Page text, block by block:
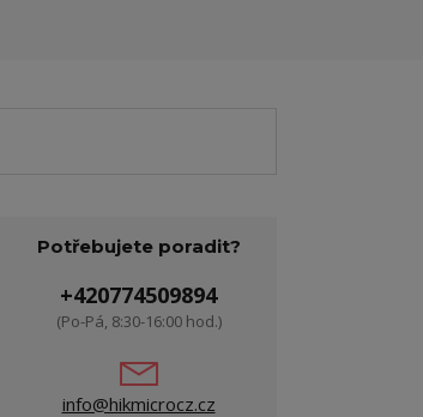
Potřebujete poradit?
+420774509894
(Po-Pá, 8:30-16:00 hod.)
info@hikmicrocz.cz